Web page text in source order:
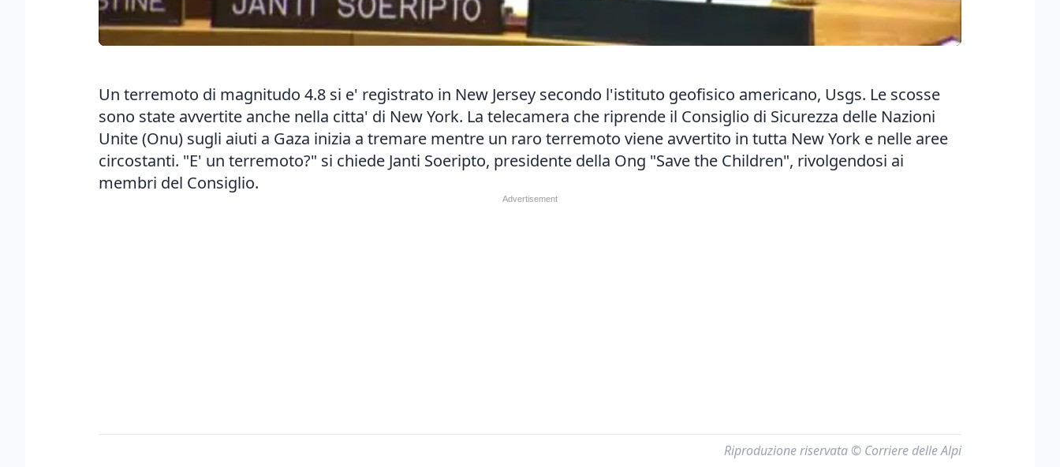
Un terremoto di magnitudo 4.8 si e' registrato in New Jersey secondo l'istituto geofisico americano, Usgs. Le scosse
sono state avvertite anche nella citta' di New York. La telecamera che riprende il Consiglio di Sicurezza delle Nazioni
Unite (Onu) sugli aiuti a Gaza inizia a tremare mentre un raro terremoto viene avvertito in tutta New York e nelle aree
circostanti. "E' un terremoto?" si chiede Janti Soeripto, presidente della Ong "Save the Children", rivolgendosi ai
membri del Consiglio.
Riproduzione riservata © Corriere delle Alpi